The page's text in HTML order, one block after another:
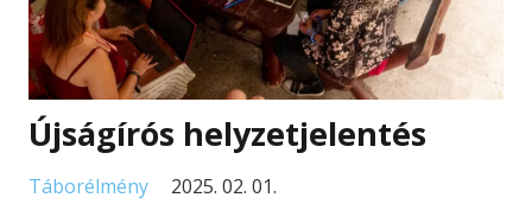
Újságírós helyzetjelentés
Táborélmény
2025. 02. 01.